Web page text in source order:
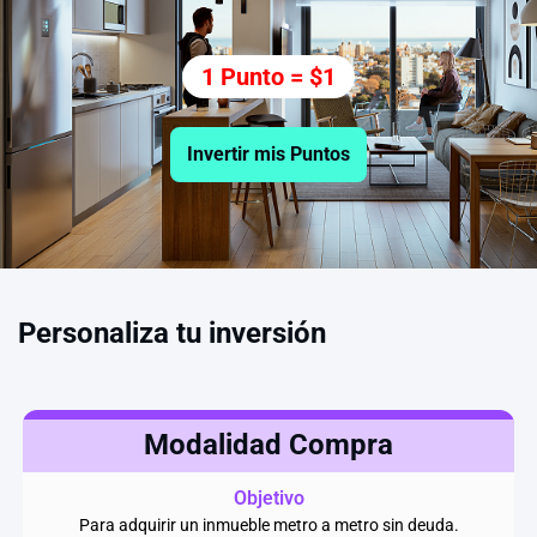
1 Punto = $1
Invertir mis Puntos
Personaliza tu inversión
Modalidad Compra
Objetivo
Para adquirir un inmueble metro a metro sin deuda.